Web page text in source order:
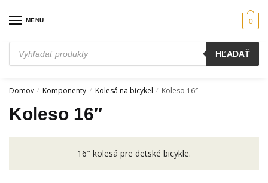
MENU
Products
search
HĽADAŤ
0
Domov / Komponenty / Kolesá na bicykel / Koleso 16″
Koleso 16″
16″ kolesá pre detské bicykle.